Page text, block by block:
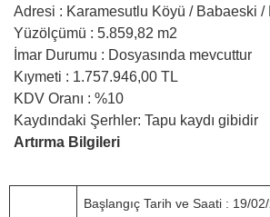
Adresi : Karamesutlu Köyü / Babaeski /
Yüzölçümü : 5.859,82 m2
İmar Durumu : Dosyasında mevcuttur
Kıymeti : 1.757.946,00 TL
KDV Oranı : %10
Kaydındaki Şerhler: Tapu kaydı gibidir
Artırma Bilgileri
Başlangıç Tarih ve Saati : 19/